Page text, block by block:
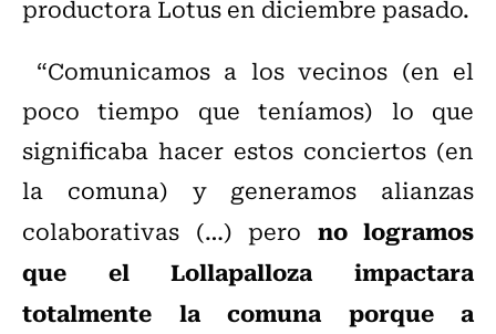
productora Lotus en diciembre pasado.
“Comunicamos a los vecinos (en el
poco tiempo que teníamos) lo que
significaba hacer estos conciertos (en
la comuna) y generamos alianzas
colaborativas (…) pero no logramos
que el Lollapalloza impactara
totalmente la comuna porque a